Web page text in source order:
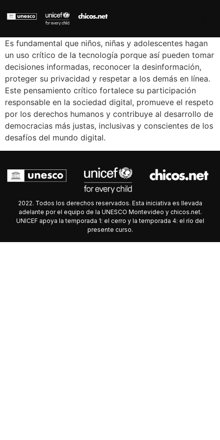
Es fundamental que niños, niñas y adolescentes hagan
un uso crítico de la tecnología porque así pueden tomar
decisiones informadas, reconocer la desinformación,
proteger su privacidad y respetar a los demás en línea.
Este pensamiento crítico fortalece su participación
responsable en la sociedad digital, promueve el respeto
por los derechos humanos y contribuye al desarrollo de
democracias más justas, inclusivas y conscientes de los
desafíos del mundo digital.
2022. Todos los derechos reservados. Esta iniciativa es llevada
adelante por el equipo de la UNESCO Montevideo y chicos.net.
UNICEF apoya la temporada 1: el cerro y la temporada 4: el río del
presente curso.